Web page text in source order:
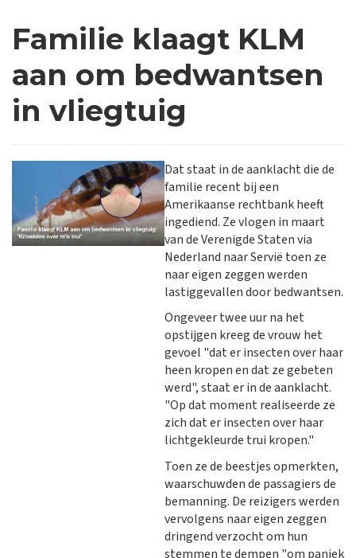
Familie klaagt KLM
aan om bedwantsen
in vliegtuig
Dat staat in de aanklacht die de
familie recent bij een
Amerikaanse rechtbank heeft
ingediend. Ze vlogen in maart
van de Verenigde Staten via
Nederland naar Servië toen ze
naar eigen zeggen werden
lastiggevallen door bedwantsen.
Ongeveer twee uur na het
opstijgen kreeg de vrouw het
gevoel "dat er insecten over haar
heen kropen en dat ze gebeten
werd", staat er in de aanklacht.
"Op dat moment realiseerde ze
zich dat er insecten over haar
lichtgekleurde trui kropen."
Toen ze de beestjes opmerkten,
waarschuwden de passagiers de
bemanning. De reizigers werden
vervolgens naar eigen zeggen
dringend verzocht om hun
stemmen te dempen "om paniek